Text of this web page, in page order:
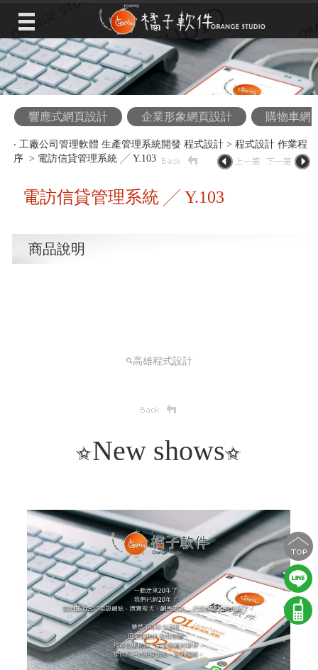
響應式網頁設計 企業形象網頁設計 購物車網
‧ 工廠公司管理軟體 生產管理系統開發 程式設計 > 程式設計 作業程
序 > 電訪信貸管理系統 ╱ Y.103
電訪信貸管理系統 ╱ Y.103
商品說明
高雄程式設計
New shows